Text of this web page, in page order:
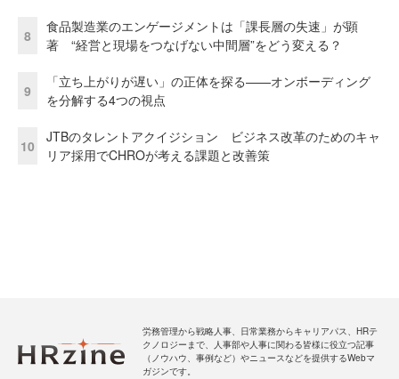
8
食品製造業のエンゲージメントは「課長層の失速」が顕
著 “経営と現場をつなげない中間層”をどう変える？
9
「立ち上がりが遅い」の正体を探る——オンボーディング
を分解する4つの視点
10
JTBのタレントアクイジション ビジネス改革のためのキャ
リア採用でCHROが考える課題と改善策
労務管理から戦略人事、日常業務からキャリアパス、HRテ
クノロジーまで、人事部や人事に関わる皆様に役立つ記事
（ノウハウ、事例など）やニュースなどを提供するWebマ
ガジンです。